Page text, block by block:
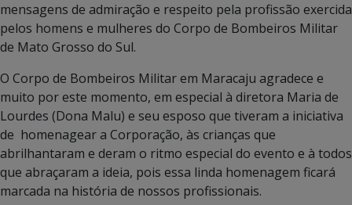
mensagens de admiração e respeito pela profissão exercida
pelos homens e mulheres do Corpo de Bombeiros Militar
de Mato Grosso do Sul.
O Corpo de Bombeiros Militar em Maracaju agradece e
muito por este momento, em especial à diretora Maria de
Lourdes (Dona Malu) e seu esposo que tiveram a iniciativa
de homenagear a Corporação, às crianças que
abrilhantaram e deram o ritmo especial do evento e à todos
que abraçaram a ideia, pois essa linda homenagem ficará
marcada na história de nossos profissionais.